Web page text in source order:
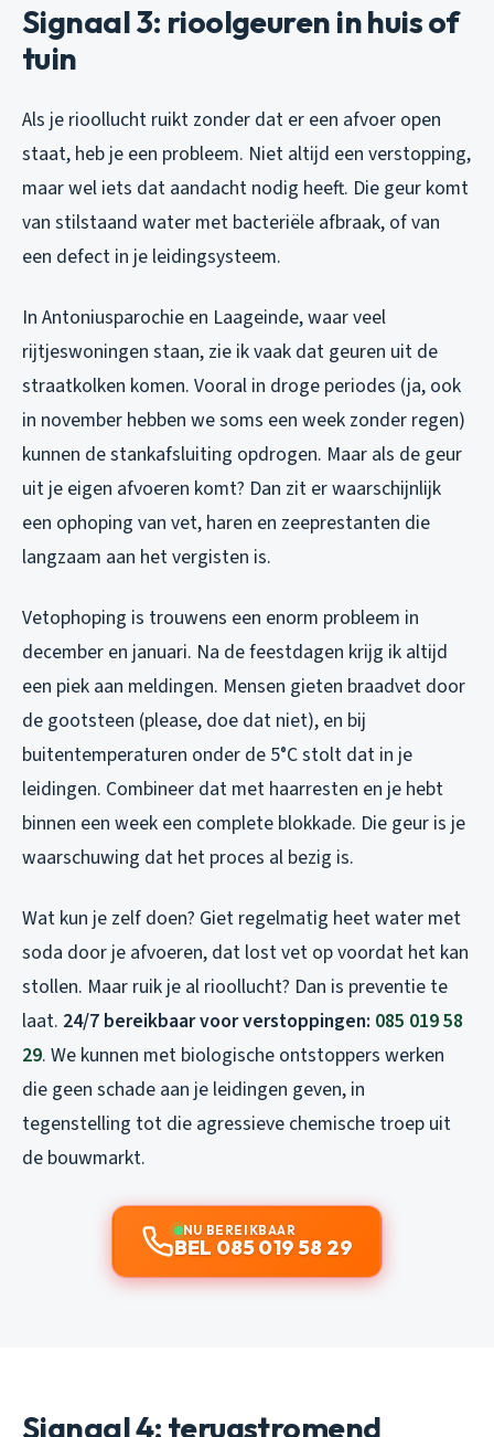
Signaal 3: rioolgeuren in huis of
tuin
Als je rioollucht ruikt zonder dat er een afvoer open
staat, heb je een probleem. Niet altijd een verstopping,
maar wel iets dat aandacht nodig heeft. Die geur komt
van stilstaand water met bacteriële afbraak, of van
een defect in je leidingsysteem.
In Antoniusparochie en Laageinde, waar veel
rijtjeswoningen staan, zie ik vaak dat geuren uit de
straatkolken komen. Vooral in droge periodes (ja, ook
in november hebben we soms een week zonder regen)
kunnen de stankafsluiting opdrogen. Maar als de geur
uit je eigen afvoeren komt? Dan zit er waarschijnlijk
een ophoping van vet, haren en zeeprestanten die
langzaam aan het vergisten is.
Vetophoping is trouwens een enorm probleem in
december en januari. Na de feestdagen krijg ik altijd
een piek aan meldingen. Mensen gieten braadvet door
de gootsteen (please, doe dat niet), en bij
buitentemperaturen onder de 5°C stolt dat in je
leidingen. Combineer dat met haarresten en je hebt
binnen een week een complete blokkade. Die geur is je
waarschuwing dat het proces al bezig is.
Wat kun je zelf doen? Giet regelmatig heet water met
soda door je afvoeren, dat lost vet op voordat het kan
stollen. Maar ruik je al rioollucht? Dan is preventie te
laat. 24/7 bereikbaar voor verstoppingen: 085 019 58
29. We kunnen met biologische ontstoppers werken
die geen schade aan je leidingen geven, in
tegenstelling tot die agressieve chemische troep uit
de bouwmarkt.
NU BEREIKBAAR
BEL 085 019 58 29
Signaal 4: terugstromend